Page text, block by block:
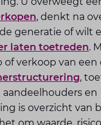
, denkt na
generatie of wilt
laten toetreden.
of verkoop van
,
en
is overzicht van